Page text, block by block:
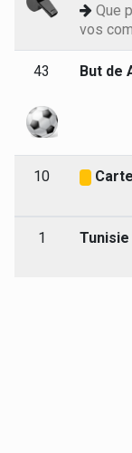
Que
vos
43 But de
10
1